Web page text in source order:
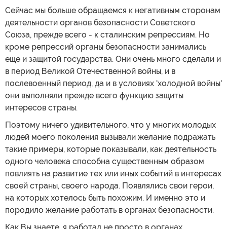
Сейчас мы больше обращаемся к негативным сторонам
деятельности органов безопасности Советского
Союза, прежде всего - к сталинским репрессиям. Но
кроме репрессий органы безопасности занимались
еще и защитой государства. Они очень много сделали и
в период Великой Отечественной войны, и в
послевоенный период, да и в условиях 'холодной войны'
они выполняли прежде всего функцию защиты
интересов страны.
Поэтому ничего удивительного, что у многих молодых
людей моего поколения вызывали желание подражать
такие примеры, которые показывали, как деятельность
одного человека способна существенным образом
повлиять на развитие тех или иных событий в интересах
своей страны, своего народа. Появлялись свои герои,
на которых хотелось быть похожим. И именно это и
породило желание работать в органах безопасности.
Как Вы знаете, я работал не просто в органах